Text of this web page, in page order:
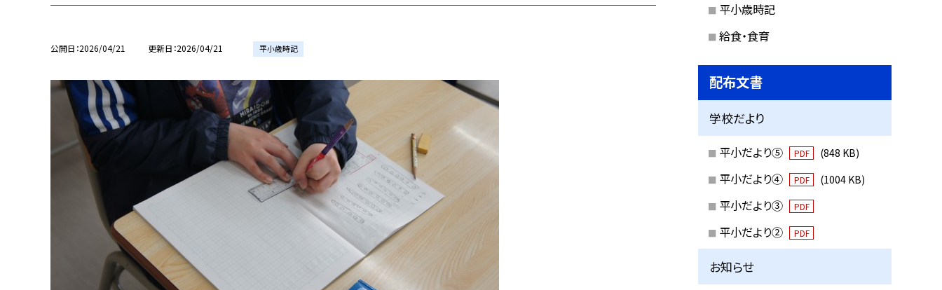
公開日 2026/04/21 更新日 2026/04/21 平小歳時記
平小歳時記
給食・食育
配布文書
学校だより
平小だより⑤ PDF (848 KB)
平小だより④ PDF (1004 KB)
平小だより③ PDF
平小だより② PDF
お知らせ